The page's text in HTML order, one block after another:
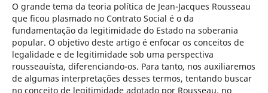
O grande tema da teoria política de Jean-Jacques Rousseau
que ficou plasmado no Contrato Social é o da
fundamentação da legitimidade do Estado na soberania
popular. O objetivo deste artigo é enfocar os conceitos de
legalidade e de legitimidade sob uma perspectiva
rousseauísta, diferenciando-os. Para tanto, nos auxiliaremos
de algumas interpretações desses termos, tentando buscar
no conceito de legitimidade adotado por Rousseau, no